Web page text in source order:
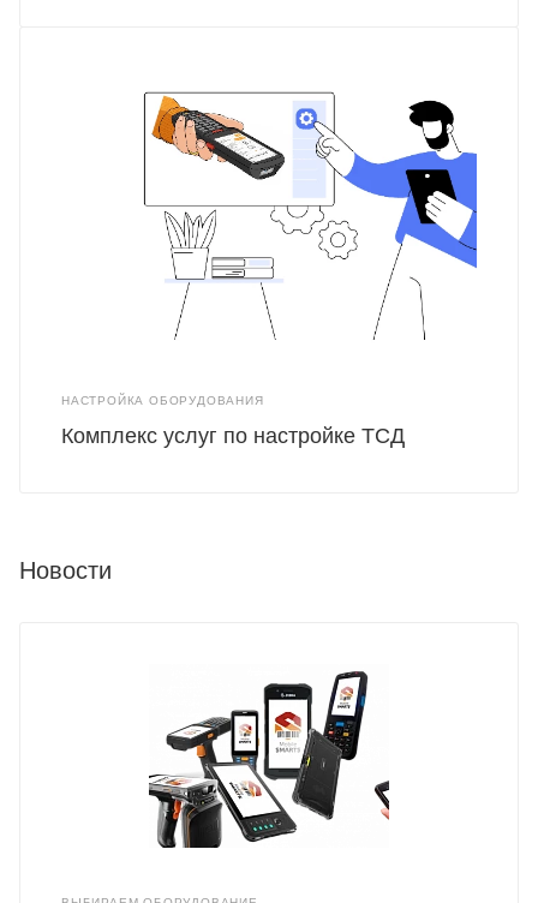
НАСТРОЙКА ОБОРУДОВАНИЯ
Комплекс услуг по настройке ТСД
Новости